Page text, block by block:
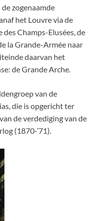
zogenaamde
het Louvre via de
des Champs-Elusées, de
la Grande-Armée naar
daarvan het
de Grande Arche.
van de
die is opgericht ter
de verdediging van de
(1870-’71).